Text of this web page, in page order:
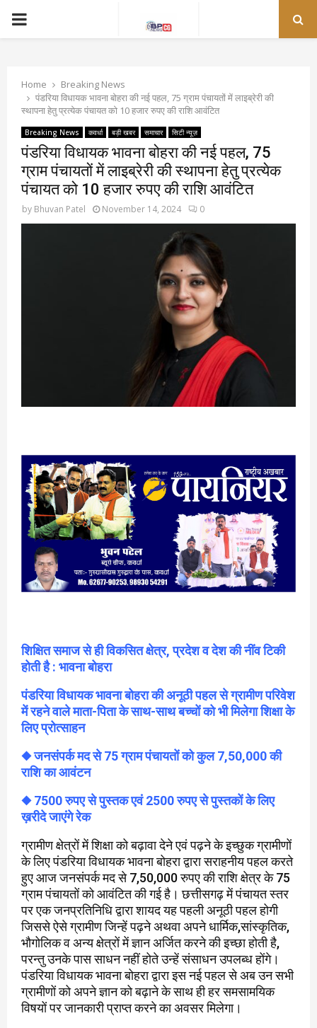
PRIMARY
Home
Breaking News
पंडरिया विधायक भावना बोहरा की नई पहल, 75 ग्राम पंचायतों में लाइब्रेरी की
स्थापना हेतु प्रत्येक पंचायत को 10 हजार रुपए की राशि आवंटित
Breaking News कवर्धा बड़ी खबर समाचार सिटी न्यूज़
पंडरिया विधायक भावना बोहरा की नई पहल, 75
ग्राम पंचायतों में लाइब्रेरी की स्थापना हेतु प्रत्येक
पंचायत को 10 हजार रुपए की राशि आवंटित
by Bhuvan Patel November 14, 2024 0
शिक्षित समाज से ही विकसित क्षेत्र, प्रदेश व देश की नींव टिकी
होती है : भावना बोहरा
पंडरिया विधायक भावना बोहरा की अनूठी पहल से ग्रामीण परिवेश
में रहने वाले माता-पिता के साथ-साथ बच्चों को भी मिलेगा शिक्षा के
लिए प्रोत्साहन
◆ जनसंपर्क मद से 75 ग्राम पंचायतों को कुल 7,50,000 की
राशि का आवंटन
◆ 7500 रुपए से पुस्तक एवं 2500 रुपए से पुस्तकों के लिए
ख़रीदे जाएंगे रेक
ग्रामीण क्षेत्रों में शिक्षा को बढ़ावा देने एवं पढ़ने के इच्छुक ग्रामीणों
के लिए पंडरिया विधायक भावना बोहरा द्वारा सराहनीय पहल करते
हुए आज जनसंपर्क मद से 7,50,000 रुपए की राशि क्षेत्र के 75
ग्राम पंचायतों को आवंटित की गई है। छत्तीसगढ़ में पंचायत स्तर
पर एक जनप्रतिनिधि द्वारा शायद यह पहली अनूठी पहल होगी
जिससे ऐसे ग्रामीण जिन्हें पढ़ने अथवा अपने धार्मिक,सांस्कृतिक,
भौगोलिक व अन्य क्षेत्रों में ज्ञान अर्जित करने की इच्छा होती है,
परन्तु उनके पास साधन नहीं होते उन्हें संसाधन उपलब्ध होंगे।
पंडरिया विधायक भावना बोहरा द्वारा इस नई पहल से अब उन सभी
ग्रामीणों को अपने ज्ञान को बढ़ाने के साथ ही हर समसामयिक
विषयों पर जानकारी प्राप्त करने का अवसर मिलेगा।